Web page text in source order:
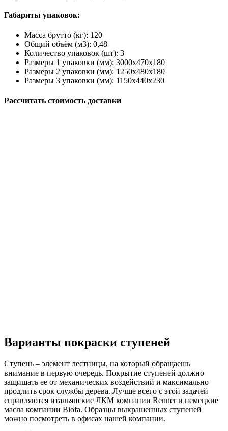
Габариты упаковок:
Масса брутто (кг): 120
Общий объём (м3): 0,48
Количество упаковок (шт): 3
Размеры 1 упаковки (мм): 3000х470х180
Размеры 2 упаковки (мм): 1250х480х180
Размеры 3 упаковки (мм): 1150х440х230
Рассчитать стоимость доставки
Варианты покраски ступеней
Ступень – элемент лестницы, на который обращаешь
внимание в первую очередь. Покрытие ступеней должно
защищать ее от механических воздействий и максимально
продлить срок службы дерева. Лучше всего с этой задачей
справляются итальянские ЛКМ компании Renner и немецкие
масла компании Biofa. Образцы выкрашенных ступеней
можно посмотреть в офисах нашей компании.